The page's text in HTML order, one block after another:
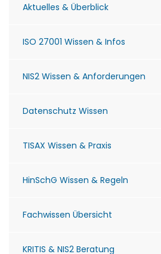
Aktuelles & Überblick
ISO 27001 Wissen & Infos
NIS2 Wissen & Anforderungen
Datenschutz Wissen
TISAX Wissen & Praxis
HinSchG Wissen & Regeln
Fachwissen Übersicht
KRITIS & NIS2 Beratung